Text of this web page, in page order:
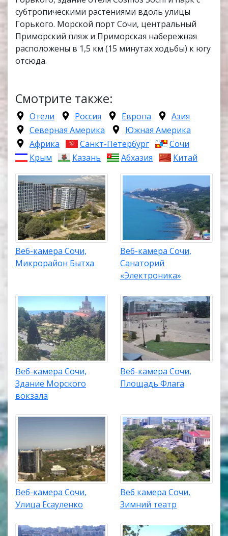
субтропическими растениями вдоль улицы
Горького. Морской порт Сочи, центральный
Приморский пляж и Приморская набережная
расположены в 1,5 км (15 минутах ходьбы) к югу
отсюда.
Смотрите также:
Отели Россия Европа
Азия
Северная Америка
Южная Америка
Африка
Санкт-Петербург
Сочи
Крым
Казань Абхазия Китай
Веб-камера Сочи,
Микрорайон Бытха
Веб-камера Сочи,
Санаторий
«Электроника»
Веб-камера Сочи,
Здание Морского
вокзала
Веб-камера Сочи,
Площадь Флага
Веб-камера Сочи,
Улица Есауленко
Веб камера Сочи,
Зимний театр